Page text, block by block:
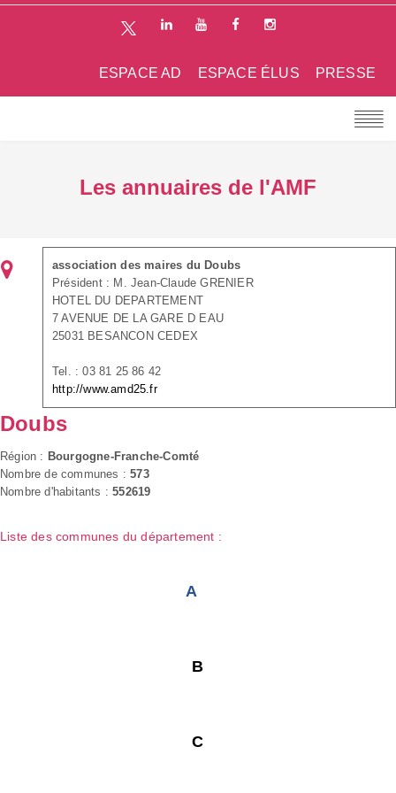
PRESSE
ESPACE ÉLUS
ESPACE AD
Les annuaires de l'AMF
association des maires du Doubs
Président : M. Jean-Claude GRENIER
HOTEL DU DEPARTEMENT
7 AVENUE DE LA GARE D EAU
25031 BESANCON CEDEX
Tel. : 03 81 25 86 42
http://www.amd25.fr
Doubs
Région : Bourgogne-Franche-Comté
Nombre de communes :573
Nombre d'habitants :552619
Liste des communes du département :
A
B
C